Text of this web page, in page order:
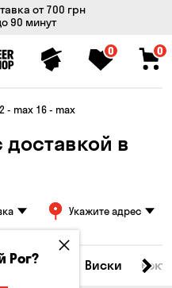
от 700 грн
90 минут
0 0
- max 16 - max
доставкой в
Укажите адрес
Виски
Рог?